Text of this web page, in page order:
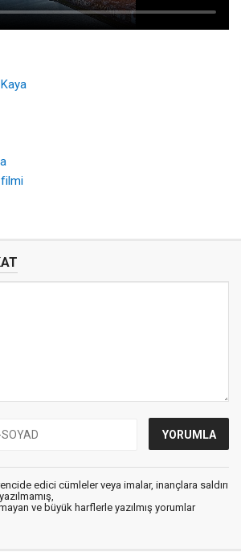
filmi
edici cümleler veya imalar, inançlara saldırı
ve büyük harflerle yazılmış yorumlar